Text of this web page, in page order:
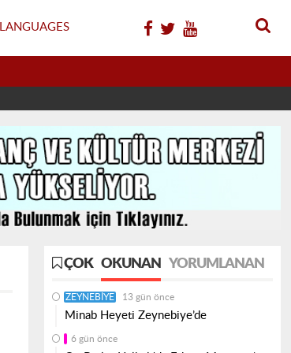
LANGUAGES
ÇOK OKUNAN YORUMLANAN
ZEYNEBIYE 13 gün önce
Minab Heyeti Zeynebiye’de
6 gün önce